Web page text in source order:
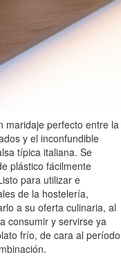
maridaje perfecto entre la
y el inconfundible
típica italiana. Se
plástico fácilmente
para utilizar e
de la hostelería,
a su oferta culinaria, al
consumir y servirse ya
frío, de cara al período